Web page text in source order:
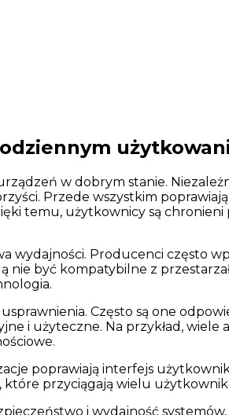
w dobrym stanie.
Przede wszystkim
temu, użytkownicy są
Producenci często
nie być kompatybilne z
Często są one
i użyteczne. Na przykład,
poprawiają interfejs
które przyciągają wielu
i wydajność